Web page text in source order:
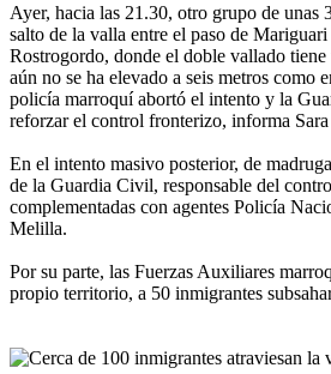
Ayer, hacia las 21.30, otro grupo de unas
salto de la valla entre el paso de
Rostrogordo, donde el doble vallado tiene
aún no se ha elevado a seis metros como
policía marroquí abortó el intento y la
reforzar el control fronterizo, informa
En el intento masivo posterior, de
de la Guardia Civil, responsable del
complementadas con agentes Policía
Melilla.
Por su parte, las Fuerzas Auxiliares
propio territorio, a 50 inmigrantes